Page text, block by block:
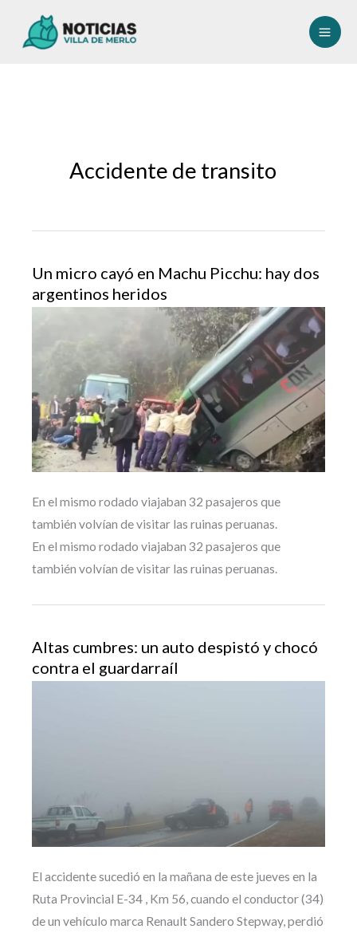
Accidente de transito
Un micro cayó en Machu Picchu: hay dos
argentinos heridos
En el mismo rodado viajaban 32 pasajeros que
también volvían de visitar las ruinas peruanas.
En el mismo rodado viajaban 32 pasajeros que
también volvían de visitar las ruinas peruanas.
Altas cumbres: un auto despistó y chocó
contra el guardarraíl
El accidente sucedió en la mañana de este jueves en la
Ruta Provincial E-34 , Km 56, cuando el conductor (34)
de un vehículo marca Renault Sandero Stepway, perdió